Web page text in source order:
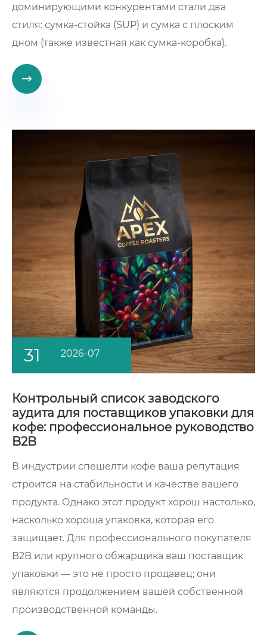
доминирующими конкурентами стали два
стиля: сумка-стойка (SUP) и сумка с плоским
дном (также известная как сумка-коробка).

31 2026-07
Контрольный список заводского
аудита для поставщиков упаковки для
кофе: профессиональное руководство
B2B
В индустрии спешелти кофе ваша репутация
строится на стабильности и качестве вашего
продукта. Однако этот продукт хорош настолько,
насколько хороша упаковка, которая его
защищает. Для профессионального покупателя
B2B или крупного обжарщика ваш поставщик
упаковки — это не просто продавец; они
являются продолжением вашей собственной
производственной команды.